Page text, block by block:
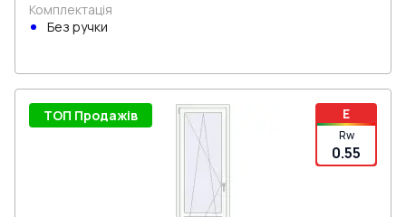
Комплектація
Без ручки
E
Rw
0.55
ТОП Продажів